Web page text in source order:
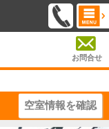
お問合せ
空室情報を確認